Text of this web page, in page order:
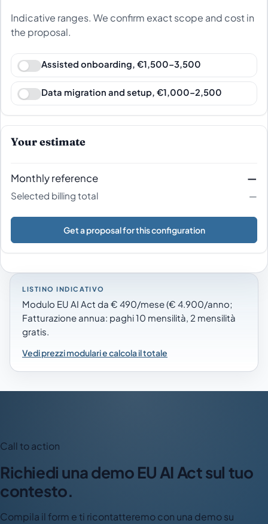
Indicative ranges. We confirm exact scope and cost in
the proposal.
Assisted onboarding, €1,500–3,500
Data migration and setup, €1,000–2,500
Your estimate
Monthly reference —
Selected billing total —
Get a proposal for this configuration
LISTINO INDICATIVO
Modulo EU AI Act da € 490/mese (€ 4.900/anno;
Fatturazione annua: paghi 10 mensilità, 2 mensilità
gratis.
Vedi prezzi modulari e calcola il totale
Call to action
Richiedi una demo EU AI Act sul tuo
contesto.
Compila il form e ti ricontatteremo con una demo su